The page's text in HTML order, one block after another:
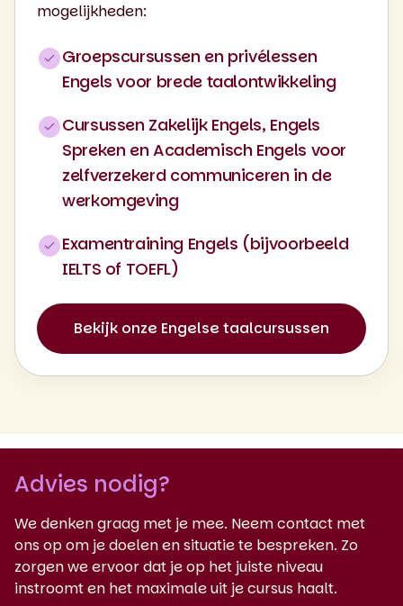
mogelijkheden:
Groepscursussen en privélessen
Engels voor brede taalontwikkeling
Cursussen Zakelijk Engels, Engels
Spreken en Academisch Engels voor
zelfverzekerd communiceren in de
werkomgeving
Examentraining Engels (bijvoorbeeld
IELTS of TOEFL)
Bekijk onze Engelse taalcursussen
Advies nodig?
We denken graag met je mee. Neem contact met
ons op om je doelen en situatie te bespreken. Zo
zorgen we ervoor dat je op het juiste niveau
instroomt en het maximale uit je cursus haalt.